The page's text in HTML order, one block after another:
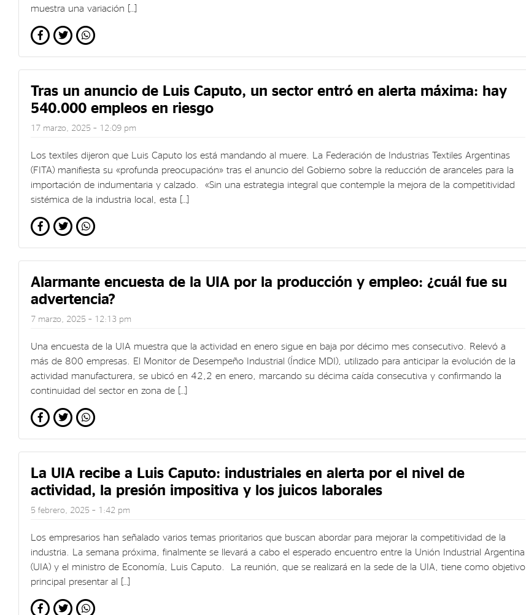
muestra una variación […]
Tras un anuncio de Luis Caputo, un sector entró en alerta máxima: hay
540.000 empleos en riesgo
17 marzo, 2025 – 12:09 pm
Los textiles dijeron que Luis Caputo los está mandando al muere. La Federación de Industrias Textiles Argentinas
(FITA) manifiesta su «profunda preocupación» tras el anuncio del Gobierno sobre la reducción de aranceles para la
importación de indumentaria y calzado. «Sin una estrategia integral que contemple la mejora de la competitividad
sistémica de la industria local, esta […]
Alarmante encuesta de la UIA por la producción y empleo: ¿cuál fue su
advertencia?
7 marzo, 2025 – 12:13 pm
Una encuesta de la UIA muestra que la actividad en enero sigue en baja por décimo mes consecutivo. Relevó a
más de 800 empresas. El Monitor de Desempeño Industrial (Índice MDI), utilizado para anticipar la evolución de la
actividad manufacturera, se ubicó en 42,2 en enero, marcando su décima caída consecutiva y confirmando la
continuidad del sector en zona de […]
La UIA recibe a Luis Caputo: industriales en alerta por el nivel de
actividad, la presión impositiva y los juicos laborales
5 febrero, 2025 – 1:42 pm
Los empresarios han señalado varios temas prioritarios que buscan abordar para mejorar la competitividad de la
industria. La semana próxima, finalmente se llevará a cabo el esperado encuentro entre la Unión Industrial Argentina
(UIA) y el ministro de Economía, Luis Caputo. La reunión, que se realizará en la sede de la UIA, tiene como objetivo
principal presentar al […]